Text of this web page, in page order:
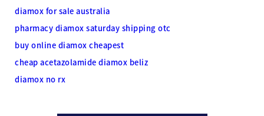
diamox for sale australia
pharmacy diamox saturday shipping otc
buy online diamox cheapest
cheap acetazolamide diamox beliz
diamox no rx